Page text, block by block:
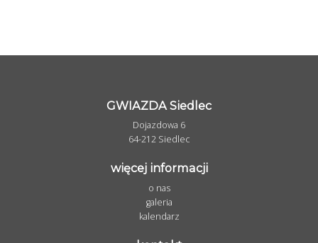
GWIAZDA Siedlec
Dojazdowa 6
64-212 Siedlec
więcej informacji
o nas
galeria
kalendarz